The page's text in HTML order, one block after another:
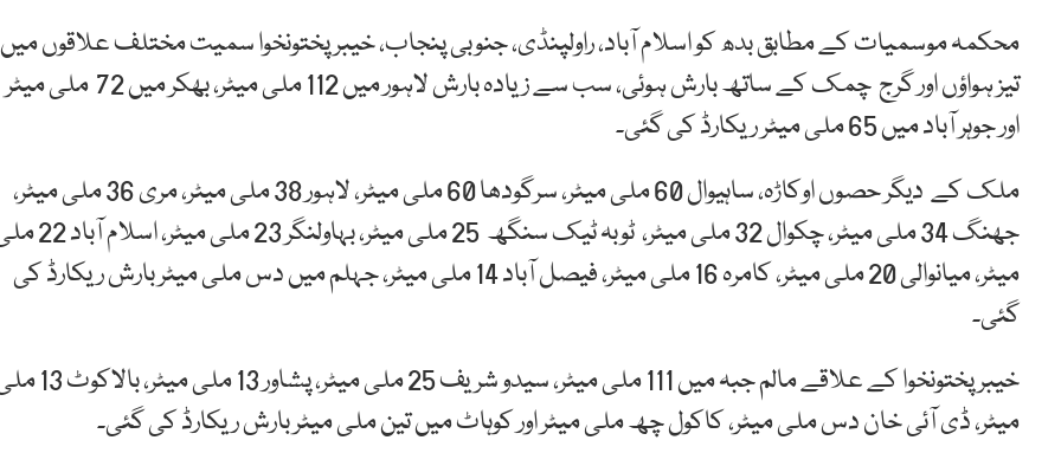
محکمہ موسمیات کے مطابق بدھ کو اسلام آباد، راولپنڈی، جنوبی پنجاب، خیبرپختونخوا سمیت مختلف علاقوں میں
تیز ہواؤں اور گرج چمک کے ساتھ بارش ہوئی، سب سے زیادہ بارش لاہور میں 112 ملی میٹر، بھکر میں 72 ملی میٹر
اور جوہر آباد میں 65 ملی میٹر ریکارڈ کی گئی۔
ملک کے دیگر حصوں اوکاڑہ، ساہیوال 60 ملی میٹر، سرگودھا 60 ملی میٹر، لاہور 38 ملی میٹر، مری 36 ملی میٹر،
جھنگ 34 ملی میٹر، چکوال 32 ملی میٹر، ٹوبہ ٹیک سنگھ 25 ملی میٹر،
میٹر، میانوالی 20 ملی میٹر، کامرہ 16 ملی میٹر، فیصل آباد 14 ملی میٹر، جہلم میں دس ملی میٹر بارش ریکارڈ کی
گئی۔
خیبرپختونخوا کے علاقے مالم جبہ میں 111 ملی میٹر، سیدو شریف 25 ملی میٹر،
میٹر، ڈی آئی خان دس ملی میٹر، کاکول چھ ملی میٹر اور کوہاٹ میں تین ملی میٹر بارش ریکارڈ کی گئی۔